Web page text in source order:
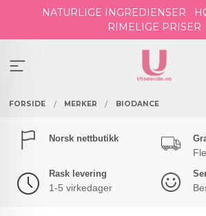
NATURLIGE INGREDIENSER
RIMELIGE PRISER
FORSIDE MERKER BIODANCE
Norsk nettbutikk
Rask levering
1-5 virkedager